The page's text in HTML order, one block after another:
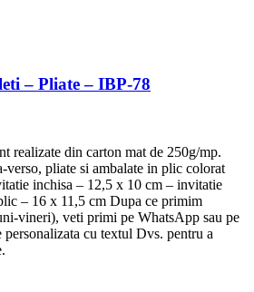
– Pliate – IBP-78
realizate din carton mat de 250g/mp.
pliate si ambalate in plic colorat
inchisa – 12,5 x 10 cm – invitatie
– 16 x 11,5 cm Dupa ce primim
vineri), veti primi pe WhatsApp sau pe
cu textul Dvs. pentru a